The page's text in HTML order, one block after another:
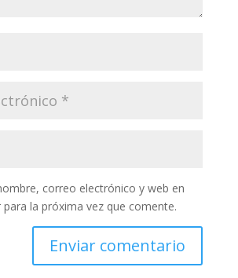
correo electrónico y web en
la próxima vez que comente.